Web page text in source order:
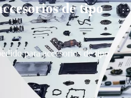
de tipo
para accesorios de tipo